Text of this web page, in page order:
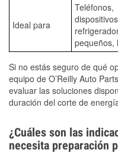
Ideal para
Teléfonos,
pequeños,
Si no estás seguro de qué
equipo de O’Reilly Auto
evaluar las soluciones
duración del corte de
¿Cuáles son las
necesita preparación